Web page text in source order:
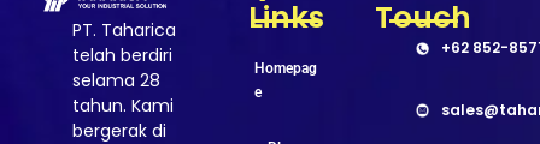
PT. Taharica
telah berdiri
selama 28
tahun. Kami
bergerak di
Links
Homepag
e
Touch
+62 852-